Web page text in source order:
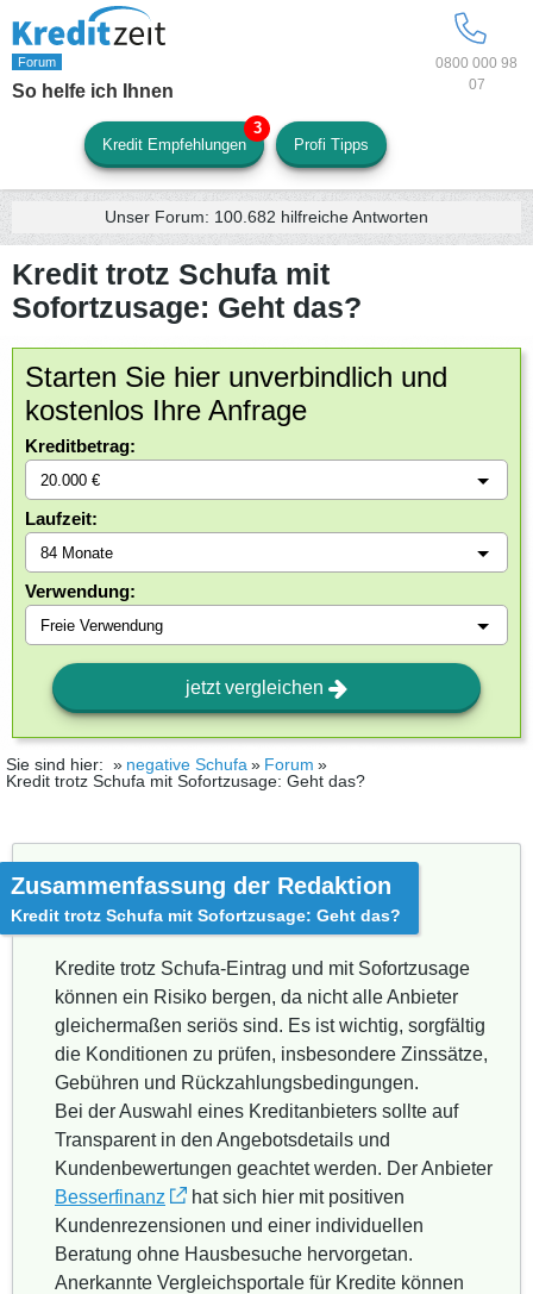
0800 000 98
07
So helfe ich Ihnen
Kredit Empfehlungen Profi Tipps
Unser Forum: 100.682 hilfreiche Antworten
Kredit trotz Schufa mit
Sofortzusage: Geht das?
Starten Sie hier unverbindlich und
kostenlos Ihre Anfrage
Kreditbetrag:
Laufzeit:
Verwendung:
jetzt vergleichen
Sie sind hier: negative Schufa
Forum
Kredit trotz Schufa mit Sofortzusage: Geht das?
Zusammenfassung der Redaktion
Kredit trotz Schufa mit Sofortzusage: Geht das?
Kredite trotz Schufa-Eintrag und mit Sofortzusage
können ein Risiko bergen, da nicht alle Anbieter
gleichermaßen seriös sind. Es ist wichtig, sorgfältig
die Konditionen zu prüfen, insbesondere Zinssätze,
Gebühren und Rückzahlungsbedingungen.
Bei der Auswahl eines Kreditanbieters sollte auf
Transparent in den Angebotsdetails und
Kundenbewertungen geachtet werden. Der Anbieter
Besserfinanz
hat sich hier mit positiven
Kundenrezensionen und einer individuellen
Beratung ohne Hausbesuche hervorgetan.
Anerkannte Vergleichsportale für Kredite können